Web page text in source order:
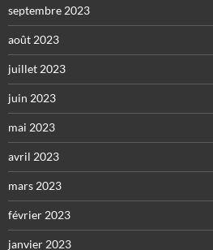
septembre 2023
août 2023
juillet 2023
juin 2023
mai 2023
avril 2023
mars 2023
février 2023
janvier 2023